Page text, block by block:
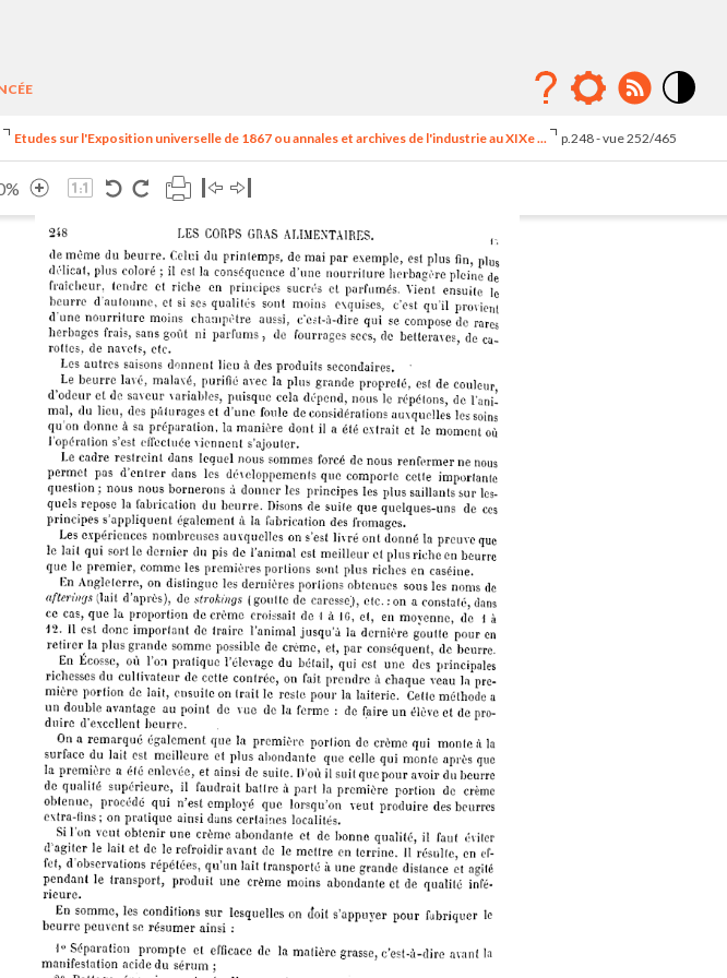
élévé
Etudes sur l'Exposition universelle de 1867 ou annales et archives de l'industrie au XIXe ... p.248 - vue 252/465